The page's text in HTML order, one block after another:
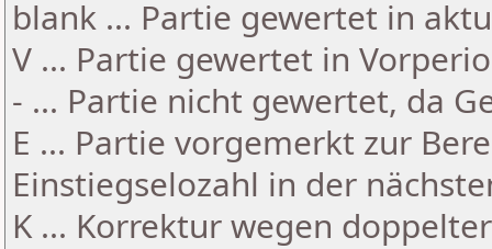
blank ... Partie gewertet in
V ... Partie gewertet in
- ... Partie nicht gewertet, da
E ... Partie vorgemerkt zur
Einstiegselozahl in der
K ... Korrektur wegen